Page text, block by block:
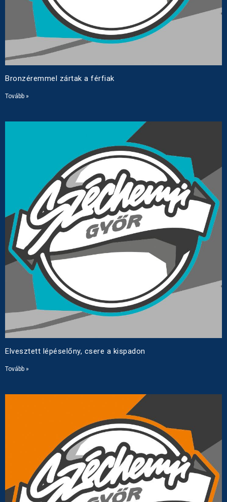
Bronzéremmel zártak a férfiak
Tovább »
Elvesztett lépéselőny, csere a kispadon
Tovább »